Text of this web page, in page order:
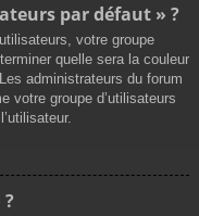
par défaut » ?
votre groupe
quelle sera la couleur
administrateurs du forum
votre groupe d’utilisateurs